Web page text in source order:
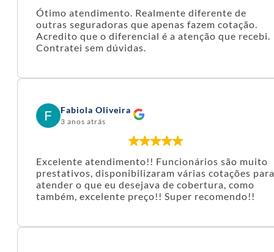
Ótimo atendimento. Realmente diferente de
outras seguradoras que apenas fazem cotação.
Acredito que o diferencial é a atenção que recebi.
Contratei sem dúvidas.
Fabiola Oliveira
3 anos atrás
Excelente atendimento!! Funcionários são muito
prestativos, disponibilizaram várias cotações para
atender o que eu desejava de cobertura, como
também, excelente preço!! Super recomendo!!